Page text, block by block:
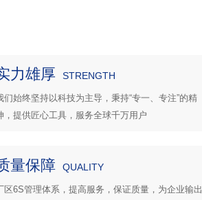
力雄厚 STRENGTH
们始终坚持以科技为主导，秉持“专一、专注”的精
，提供匠心工具，服务全球千万用户
量保障 QUALITY
区6S管理体系，提高服务，保证质量，为企业输出